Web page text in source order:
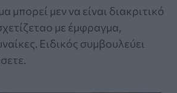
μπορεί μεν να είναι διακριτικό
με έμφραγμα,
Ειδικός συμβουλεύει